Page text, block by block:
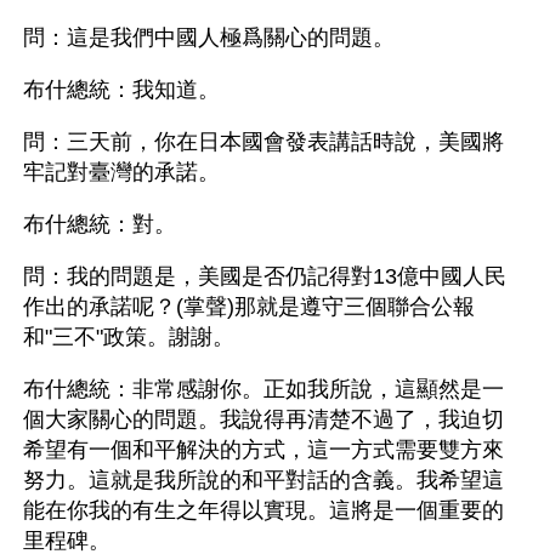
問：這是我們中國人極爲關心的問題。
布什總統：我知道。
問：三天前，你在日本國會發表講話時說，美國將
牢記對臺灣的承諾。
布什總統：對。
問：我的問題是，美國是否仍記得對13億中國人民
作出的承諾呢？(掌聲)那就是遵守三個聯合公報
和"三不"政策。謝謝。
布什總統：非常感謝你。正如我所說，這顯然是一
個大家關心的問題。我說得再清楚不過了，我迫切
希望有一個和平解決的方式，這一方式需要雙方來
努力。這就是我所說的和平對話的含義。我希望這
能在你我的有生之年得以實現。這將是一個重要的
里程碑。